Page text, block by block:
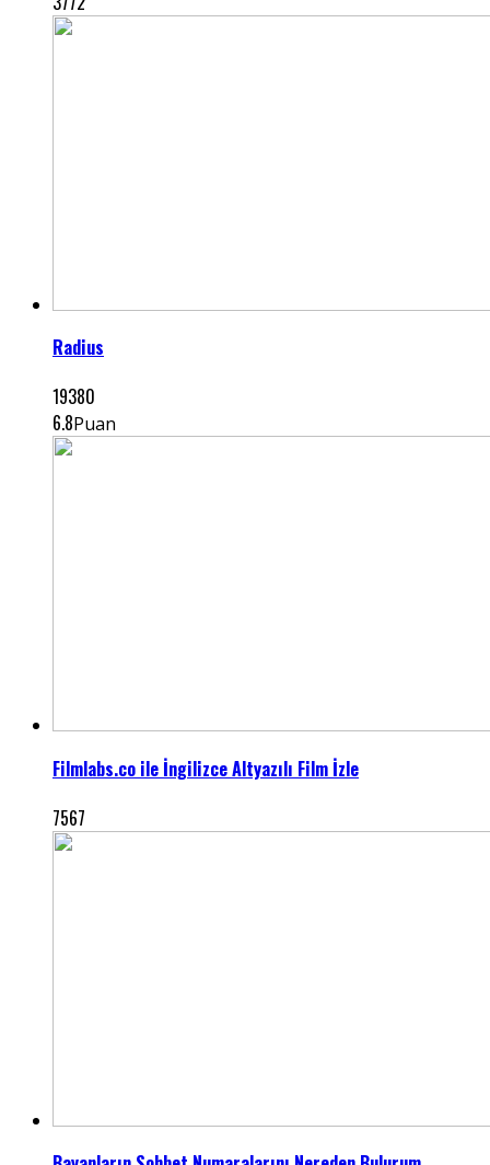
Radius
19380
6.8Puan
Filmlabs.co ile İngilizce Altyazılı Film İzle
7567